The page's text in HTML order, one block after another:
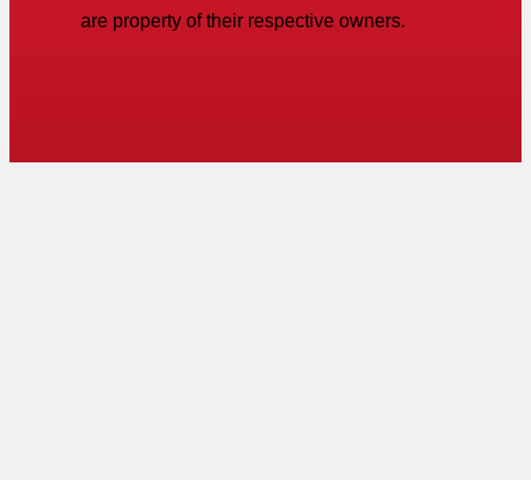
are property of their respective owners.